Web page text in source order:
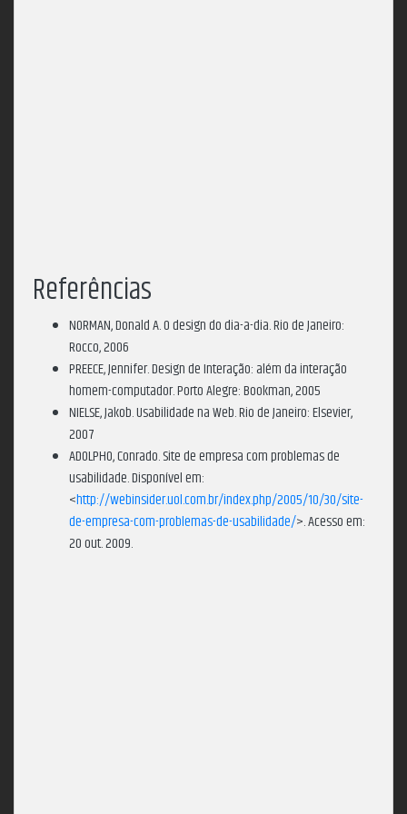
Referências
NORMAN, Donald A. O design do dia-a-dia. Rio de Janeiro:
Rocco, 2006
PREECE, Jennifer. Design de Interação: além da interação
homem-computador. Porto Alegre: Bookman, 2005
NIELSE, Jakob. Usabilidade na Web. Rio de Janeiro: Elsevier,
2007
ADOLPHO, Conrado. Site de empresa com problemas de
usabilidade. Disponível em:
<http://webinsider.uol.com.br/index.php/2005/10/30/site-
de-empresa-com-problemas-de-usabilidade/>. Acesso em:
20 out. 2009.